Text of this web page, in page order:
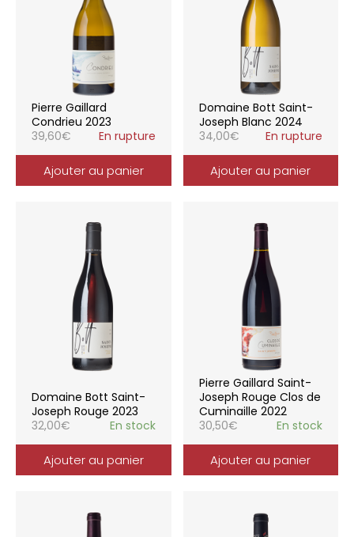
Pierre Gaillard
Condrieu 2023
39,60€ En rupture
Ajouter au panier
Domaine Bott Saint-
Joseph Blanc 2024
34,00€ En rupture
Ajouter au panier
Domaine Bott Saint-
Joseph Rouge 2023
32,00€ En stock
Ajouter au panier
Pierre Gaillard Saint-
Joseph Rouge Clos de
Cuminaille 2022
30,50€ En stock
Ajouter au panier